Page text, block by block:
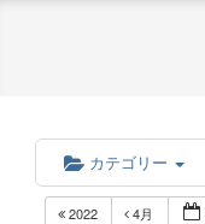
カテゴリー
2022 4月